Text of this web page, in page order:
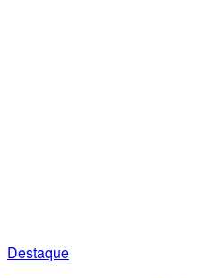
Destaque